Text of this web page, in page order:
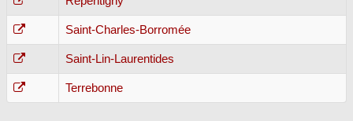
Saint-Charles-Borromée
Saint-Lin-Laurentides
Terrebonne